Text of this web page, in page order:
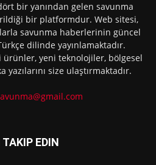
bir yanından gelen savunma
bir platformdur. Web sitesi,
savunma haberlerinin güncel
dilinde yayınlamaktadır.
ürünler, yeni teknolojiler, bölgesel
size ulaştırmaktadır.
EDIN